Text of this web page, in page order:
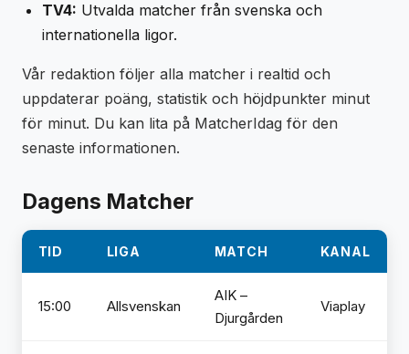
TV4: Utvalda matcher från svenska och
internationella ligor.
Vår redaktion följer alla matcher i realtid och
uppdaterar poäng, statistik och höjdpunkter minut
för minut. Du kan lita på MatcherIdag för den
senaste informationen.
Dagens Matcher
TID LIGA MATCH KANAL
15:00 Allsvenskan
AIK –
Djurgården
Viaplay